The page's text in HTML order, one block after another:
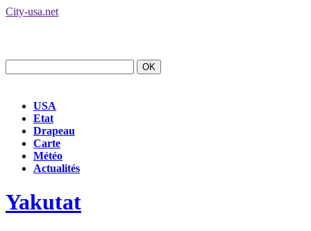
City-usa.net
USA
Etat
Drapeau
Carte
Météo
Actualités
Yakutat